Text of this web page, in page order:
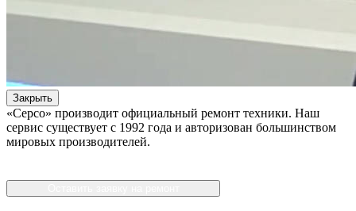
Закрыть
«Серсо» производит официальный ремонт техники. Наш
сервис существует с 1992 года и авторизован большинством
мировых производителей.